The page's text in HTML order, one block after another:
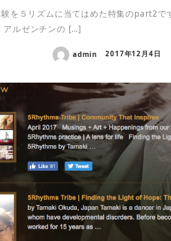
を５リズムに当てはめた特集のpart2で
ルゼンチンの […]
admin 2017年12月4日